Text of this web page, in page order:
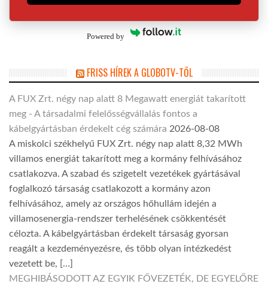
Powered by
FRISS HÍREK A GLOBOTV-TŐL
A FUX Zrt. négy nap alatt 8 Megawatt energiát takarított
meg - A társadalmi felelősségvállalás fontos a
kábelgyártásban érdekelt cég számára 2026-08-08
A miskolci székhelyű FUX Zrt. négy nap alatt 8,32 MWh
villamos energiát takarított meg a kormány felhívásához
csatlakozva. A szabad és szigetelt vezetékek gyártásával
foglalkozó társaság csatlakozott a kormány azon
felhívásához, amely az országos hőhullám idején a
villamosenergia-rendszer terhelésének csökkentését
célozta. A kábelgyártásban érdekelt társaság gyorsan
reagált a kezdeményezésre, és több olyan intézkedést
vezetett be, […]
MEGHIBÁSODOTT AZ EGYIK FŐVEZETÉK, DE EGYELŐRE